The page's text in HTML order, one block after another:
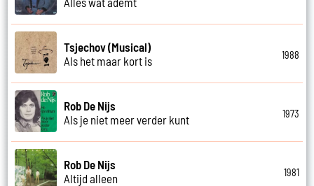
Tsjechov (Musical)
Als het maar kort is
1988
Rob De Nijs
Als je niet meer verder kunt
1973
Rob De Nijs
Altijd alleen
1981